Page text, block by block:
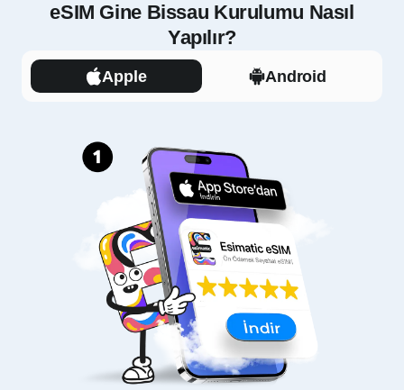
eSIM Gine Bissau Kurulumu Nasıl
Yapılır?
Apple Android